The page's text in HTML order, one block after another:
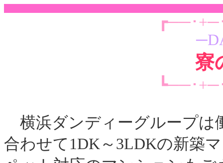
┏──･+─
寮
┗──･+─
横浜ダンディーグループは
合わせて1DK～3LDKの新築